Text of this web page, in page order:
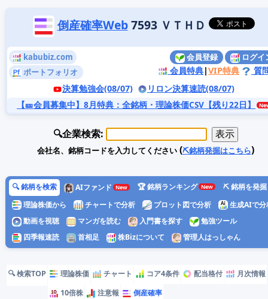
倒産確率Web7593 ＶＴＨＤ
kabubiz.com
ポートフォリオ
会員登録 ログイ
会員特典|VIP特典
質
決算勉強会(08/07)
リロン決算速読(08/07)
【🎫会員募集中】8月特典 ：全銘柄・理論株価CSV【残り22日】
🔍企業検索:
会社名、銘柄コードを入力してください(⛏️銘柄発掘はこちら)
🔍 銘柄を検索 AIファンド 🏆 銘柄ランキング
⛏️ 銘柄を発掘
理論株価から
チャートで分析 プロット図で分析
生成AIで分
動画を視聴
マンガを読む 入門書を探す
勉強ツール
四季報速読
首相足 株Bizについて 管理人はっしゃん
🔍 検索TOP 理論株価 チャート コア4条件 配当格付
月次情報
10倍株
注意報 倒産確率